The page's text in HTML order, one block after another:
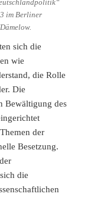
im Berliner
sich die
wie
die Rolle
Die
Bewältigung des
der
Besetzung.
die